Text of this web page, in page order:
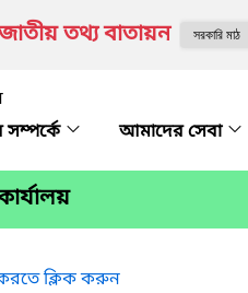
তথ্য বাতায়ন
আমাদের সেবা
ক্লিক করুন